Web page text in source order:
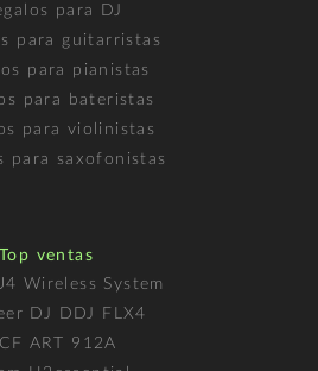
para DJ
para guitarristas
para pianistas
para bateristas
para violinistas
para saxofonistas
Top ventas
Wireless System
DJ DDJ FLX4
ART 912A